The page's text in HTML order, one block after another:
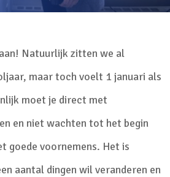
Natuurlijk zitten we al
maar toch voelt 1 januari als
moet je direct met
en niet wachten tot het begin
goede voornemens. Het is
aantal dingen wil veranderen en